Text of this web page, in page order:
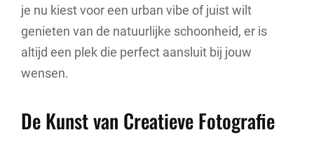
je nu kiest voor een urban vibe of juist wilt
genieten van de natuurlijke schoonheid, er is
altijd een plek die perfect aansluit bij jouw
wensen.
De Kunst van Creatieve Fotografie